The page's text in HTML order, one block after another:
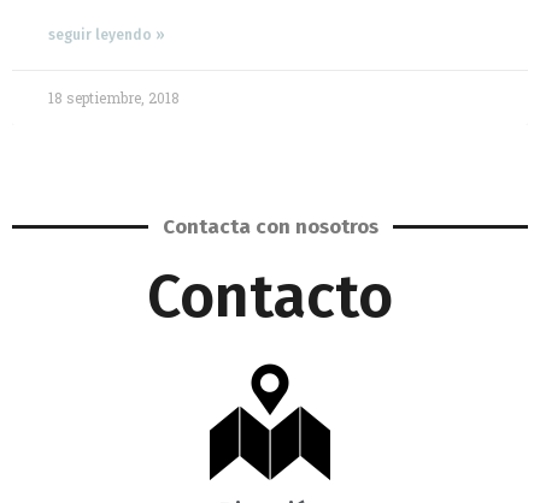
seguir leyendo »
18 septiembre, 2018
Contacta con nosotros
Contacto